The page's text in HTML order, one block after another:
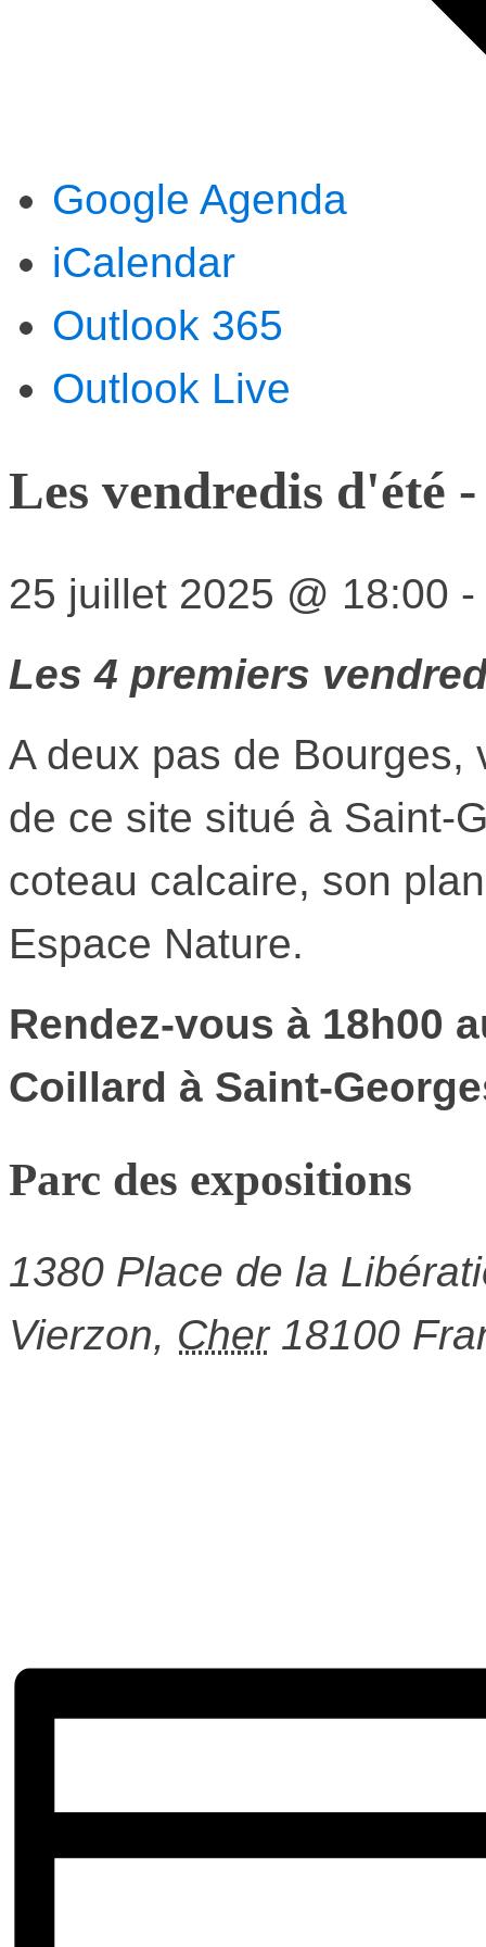
Google Agenda
iCalendar
Outlook 365
Outlook Live
Les vendredis d'été
25 juillet 2025 @ 18:00 -
Les 4 premiers
A deux pas de
de ce site situé à Saint-
coteau calcaire, son
Espace Nature.
Rendez-vous à 18h00
Coillard à Saint-
Parc des expositions
1380 Place de la
Vierzon, Cher 18100